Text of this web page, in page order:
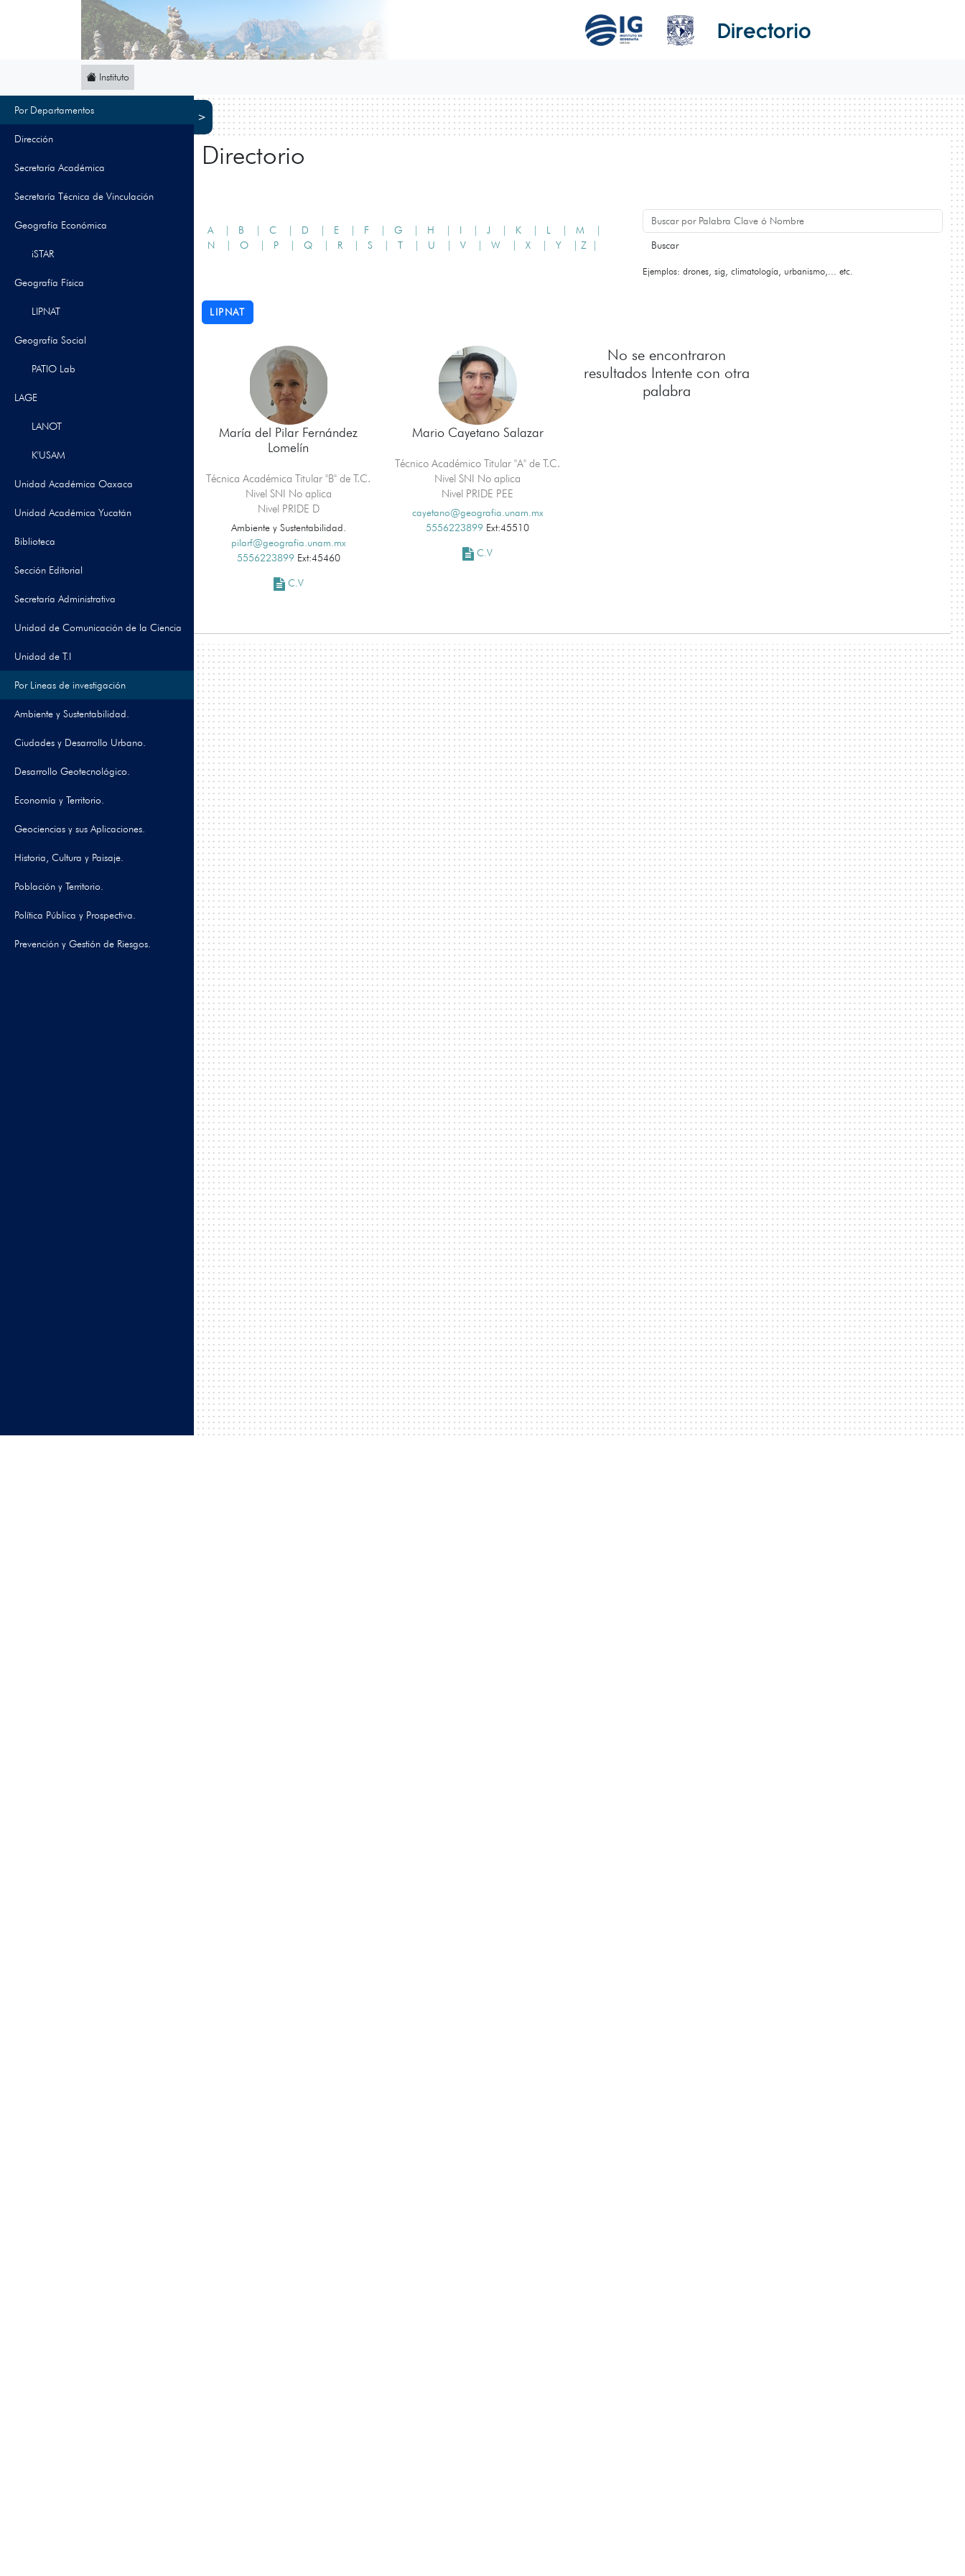
Instituto
Por Departamentos
Dirección
Secretaría Académica
Secretaría Técnica de Vinculación
Geografía Económica
iSTAR
Geografía Física
LIPNAT
Geografía Social
PATIO Lab
LAGE
LANOT
K'USAM
Unidad Académica Oaxaca
Unidad Académica Yucatán
Biblioteca
Sección Editorial
Secretaría Administrativa
Unidad de Comunicación de la Ciencia
Unidad de T.I
Por Lineas de investigación
Ambiente y Sustentabilidad.
Ciudades y Desarrollo Urbano.
Desarrollo Geotecnológico.
Economía y Territorio.
Geociencias y sus Aplicaciones.
Historia, Cultura y Paisaje.
Población y Territorio.
Política Pública y Prospectiva.
Prevención y Gestión de Riesgos.
>
Directorio
A | B | C | D | E | F | G | H | I | J | K | L |
M |
N |
O | P | Q | R | S | T | U | V | W | X | Y | Z | Buscar
Ejemplos: drones, sig, climatología, urbanismo,... etc.
LIPNAT
María del Pilar Fernández
Lomelín
Técnica Académica Titular "B" de T.C.
Nivel SNI No aplica
Nivel PRIDE D
Ambiente y Sustentabilidad.
pilarf@geografia.unam.mx
5556223899Ext:45460
C.V
Mario Cayetano Salazar
Técnico Académico Titular "A" de T.C.
Nivel SNI No aplica
Nivel PRIDE PEE
cayetano@geografia.unam.mx
5556223899 Ext:45510
C.V
No se encontraron
resultados Intente con otra
palabra